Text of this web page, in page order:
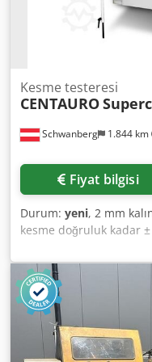
Schwanberg 1.844 km
Kesme testeresi
CENTAURO
Fiyat bilgisi
Durum: yeni, 2 mm
kesme doğruluk kadar ±
mm kesme Kuru ve
malzemelerin kesim
olmadan yapıştırma
Kullanıcı dostu
Halının iki
kesim kalitesini ve
değişikliği kesme